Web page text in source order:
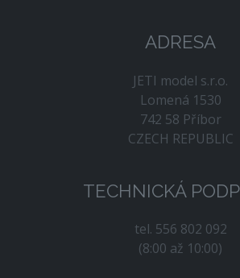
ADRESA
JETI model s.r.o.
Lomená 1530
742 58 Příbor
CZECH REPUBLIC
TECHNICKÁ
tel. 556 802 092
(8:00 až 10:00)